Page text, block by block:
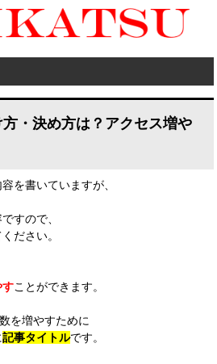
・決め方は？アクセス増や
を書いていますが、
すので、
ださい。
すことができます。
を増やすために
記事タイトルです。